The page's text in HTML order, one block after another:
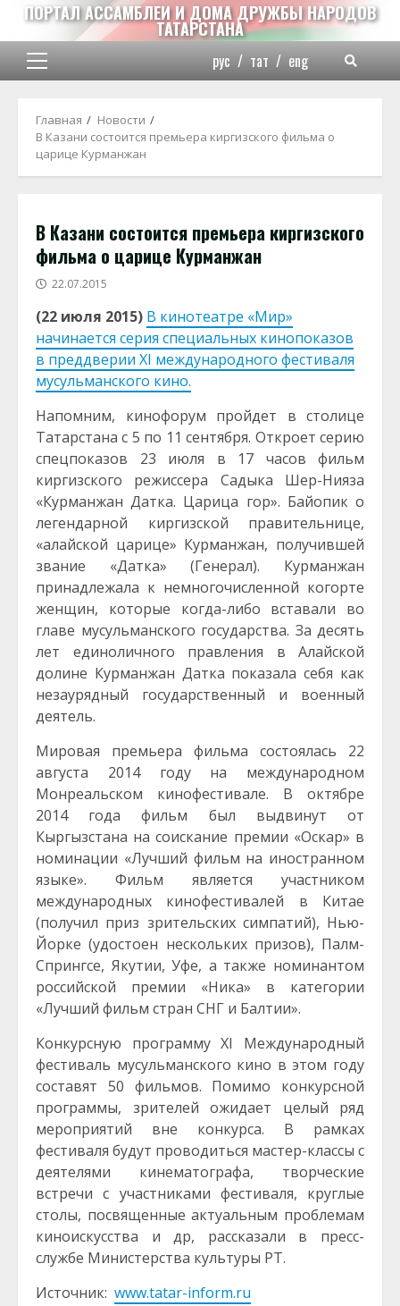
Перейти
содержимому
ПОРТАЛ АССАМБЛЕИ И ДОМА ДРУЖБЫ НАРОДОВ
ТАТАРСТАНА
Основное
рус / тат / eng
Главная
Новости
В Казани состоится премьера киргизского фильма о
царице Курманжан
В Казани состоится премьера киргизского
фильма о царице Курманжан
22.07.2015
(22 июля 2015) В кинотеатре «Мир»
начинается серия специальных кинопоказов
в преддверии XI международного фестиваля
мусульманского кино.
Напомним, кинофорум пройдет в столице
Татарстана с 5 по 11 сентября. Откроет серию
спецпоказов 23 июля в 17 часов фильм
киргизского режиссера Садыка Шер-Нияза
«Курманжан Датка. Царица гор». Байопик о
легендарной киргизской правительнице,
«алайской царице» Курманжан, получившей
звание «Датка» (Генерал). Курманжан
принадлежала к немногочисленной когорте
женщин, которые когда-либо вставали во
главе мусульманского государства. За десять
лет единоличного правления в Алайской
долине Курманжан Датка показала себя как
незаурядный государственный и военный
деятель.
Мировая премьера фильма состоялась 22
августа 2014 году на международном
Монреальском кинофестивале. В октябре
2014 года фильм был выдвинут от
Кыргызстана на соискание премии «Оскар» в
номинации «Лучший фильм на иностранном
языке». Фильм является участником
международных кинофестивалей в Китае
(получил приз зрительских симпатий), Нью-
Йорке (удостоен нескольких призов), Палм-
Спрингсе, Якутии, Уфе, а также номинантом
российской премии «Ника» в категории
«Лучший фильм стран СНГ и Балтии».
Конкурсную программу XI Международный
фестиваль мусульманского кино в этом году
составят 50 фильмов. Помимо конкурсной
программы, зрителей ожидает целый ряд
мероприятий вне конкурса. В рамках
фестиваля будут проводиться мастер-классы с
деятелями кинематографа, творческие
встречи с участниками фестиваля, круглые
столы, посвященные актуальным проблемам
киноискусства и др, рассказали в пресс-
службе Министерства культуры РТ.
Источник: www.tatar-inform.ru